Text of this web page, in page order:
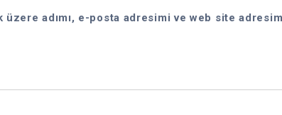
üzere adımı, e-posta adresimi ve web site